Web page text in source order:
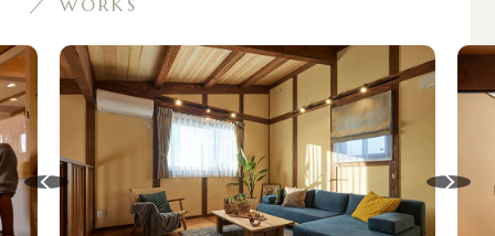
／ WORKS